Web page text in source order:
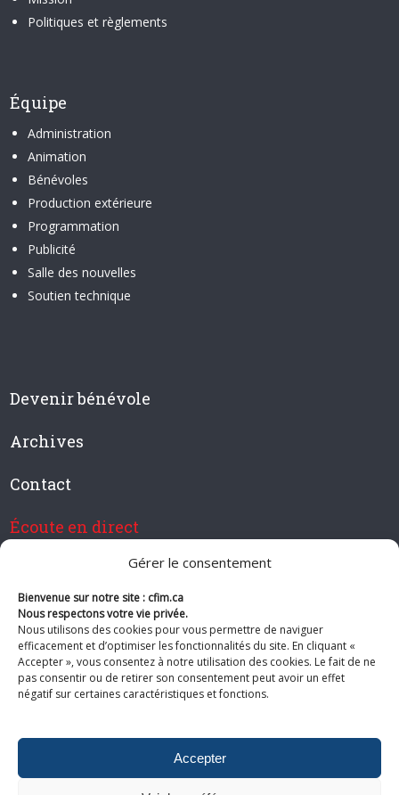
Gérer le consentement
Bienvenue sur notre site : cfim.ca
Nous respectons votre vie privée.
Nous utilisons des cookies pour vous permettre de naviguer
efficacement et d’optimiser les fonctionnalités du site. En cliquant «
Accepter », vous consentez à notre utilisation des cookies. Le fait de ne
pas consentir ou de retirer son consentement peut avoir un effet
négatif sur certaines caractéristiques et fonctions.
Accepter
Politiques et règlements
Équipe
Administration
Animation
Bénévoles
Production extérieure
Programmation
Publicité
Salle des nouvelles
Soutien technique
Devenir bénévole
Archives
Contact
Écoute en direct
Devenir membre de CFIM
Suivez-nous